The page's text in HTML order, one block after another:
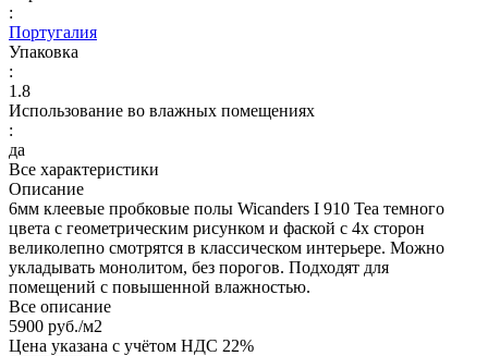
:
Португалия
Упаковка
:
1.8
Использование во влажных помещениях
:
да
Все характеристики
Описание
6мм клеевые пробковые полы Wicanders I 910 Tea темного
цвета с геометрическим рисунком и фаской с 4х сторон
великолепно смотрятся в классическом интерьере. Можно
укладывать монолитом, без порогов. Подходят для
помещений с повышенной влажностью.
Все описание
5900 руб./м2
Цена указана с учётом НДС 22%